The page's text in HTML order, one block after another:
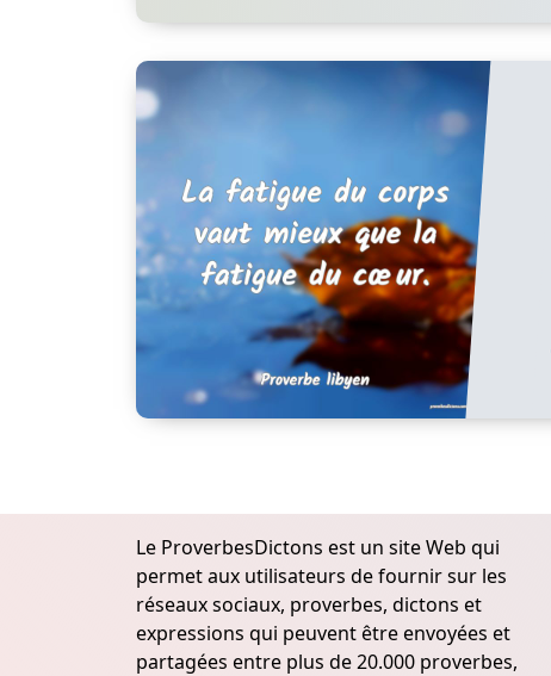
Le ProverbesDictons est un site Web qui
permet aux utilisateurs de fournir sur les
réseaux sociaux, proverbes, dictons et
expressions qui peuvent être envoyées et
partagées entre plus de 20.000 proverbes,